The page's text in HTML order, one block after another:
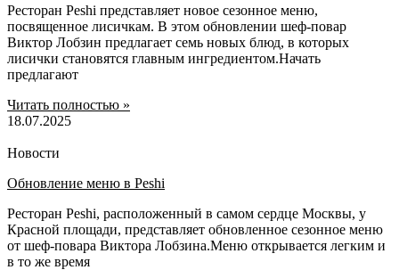
Ресторан Peshi представляет новое сезонное меню,
посвященное лисичкам. В этом обновлении шеф-повар
Виктор Лобзин предлагает семь новых блюд, в которых
лисички становятся главным ингредиентом.Начать
предлагают
Читать полностью »
18.07.2025
Новости
Обновление меню в Peshi
Ресторан Peshi, расположенный в самом сердце Москвы, у
Красной площади, представляет обновленное сезонное меню
от шеф-повара Виктора Лобзина.Меню открывается легким и
в то же время